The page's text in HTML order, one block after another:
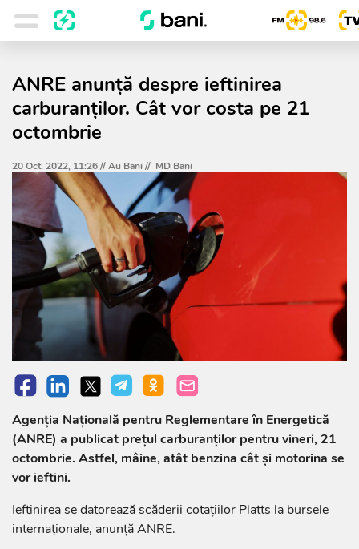
ANRE anunță despre ieftinirea
carburanților. Cât vor costa pe 21
octombrie
20 Oct. 2022, 11:26 //Au Bani// MD Bani
Agenția Națională pentru Reglementare în Energetică
(ANRE) a publicat prețul carburanților pentru vineri, 21
octombrie. Astfel, mâine, atât benzina cât și motorina se
vor ieftini.
Ieftinirea se datorează scăderii cotațiilor Platts la bursele
internaționale, anunță ANRE.